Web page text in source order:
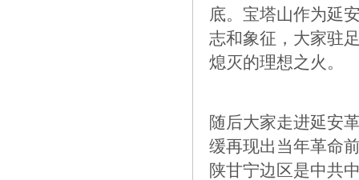
底。宝塔山作为延
志和象征，大家驻
熄灭的理想之火。
随后大家走进延安
缓再现出当年革命
陕甘宁边区是中共